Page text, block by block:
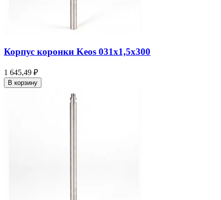
Корпус коронки Keos 031x1,5x300
1 645,49 ₽
В корзину